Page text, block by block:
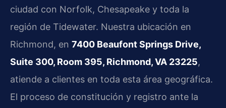
ciudad con Norfolk, Chesapeake y toda la
región de Tidewater. Nuestra ubicación en
Richmond, en 7400 Beaufont Springs Drive,
Suite 300, Room 395, Richmond, VA 23225,
atiende a clientes en toda esta área geográfica.
El proceso de constitución y registro ante la